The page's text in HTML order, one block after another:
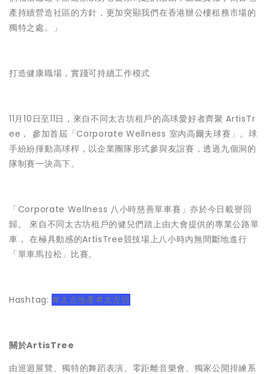
產持續營造社區的方針，更加突顯我們在香港辦公樓租務市場的
獨特之處。」
打造健康職場，實踐可持續工作模式
11月10日至11日，來自不同太古坊租戶的高球愛好者齊聚 ArtisTr
ee， 參加首屆「Corporate Wellness 室內高爾夫球賽」。球
手紛紛揮動高球桿，以企業團隊形式參與友誼賽，透過九個洞的
隊制賽一決高下。
「Corporate Wellness 八小時慈善單車賽」亦於今日載譽回
歸。 來自不同太古坊租戶的健兒們踏上由大會提供的專業公路單
車， 在極具動感的ArtisTree競技場上八小時內無間斷地進行
「單車馬拉松」比賽。
Hashtag: #太古地產#太古坊
關於ArtisTree
由巡迴展覽、獨特的舞蹈表演、零距離音樂會、獨家公開排練系